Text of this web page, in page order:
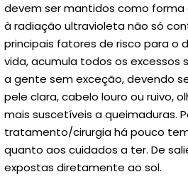
devem ser mantidos como
à radiação ultravioleta não só
principais fatores de risco para o
vida, acumula todos os excessos
a gente sem exceção, devendo
pele clara, cabelo louro ou ruivo,
mais suscetíveis a queimaduras.
tratamento/cirurgia há pouco
quanto aos cuidados a ter. De
expostas diretamente ao sol.